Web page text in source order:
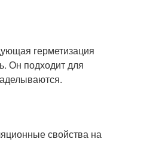
герметизация
Он подходит для
свойства на